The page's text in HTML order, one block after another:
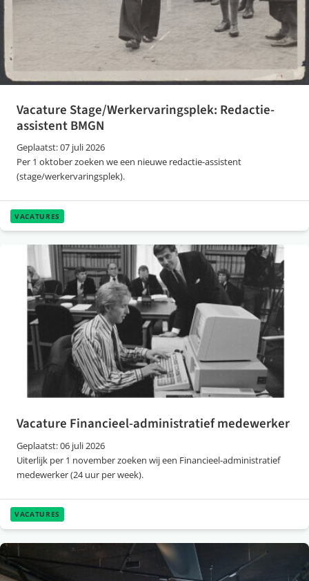
Vacature Stage/Werkervaringsplek: Redactie-
assistent BMGN
Geplaatst: 07 juli 2026
Per 1 oktober zoeken we een nieuwe redactie-assistent
(stage/werkervaringsplek).
VACATURES
Vacature Financieel-administratief medewerker
Geplaatst: 06 juli 2026
Uiterlijk per 1 november zoeken wij een Financieel-administratief
medewerker (24 uur per week).
VACATURES